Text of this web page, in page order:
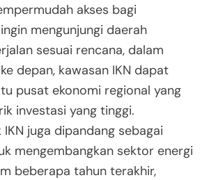
akses bagi
mengunjungi daerah
sesuai rencana, dalam
depan, kawasan IKN dapat
pusat ekonomi regional yang
investasi yang tinggi.
IKN juga dipandang sebagai
mengembangkan sektor energi
beberapa tahun terakhir,